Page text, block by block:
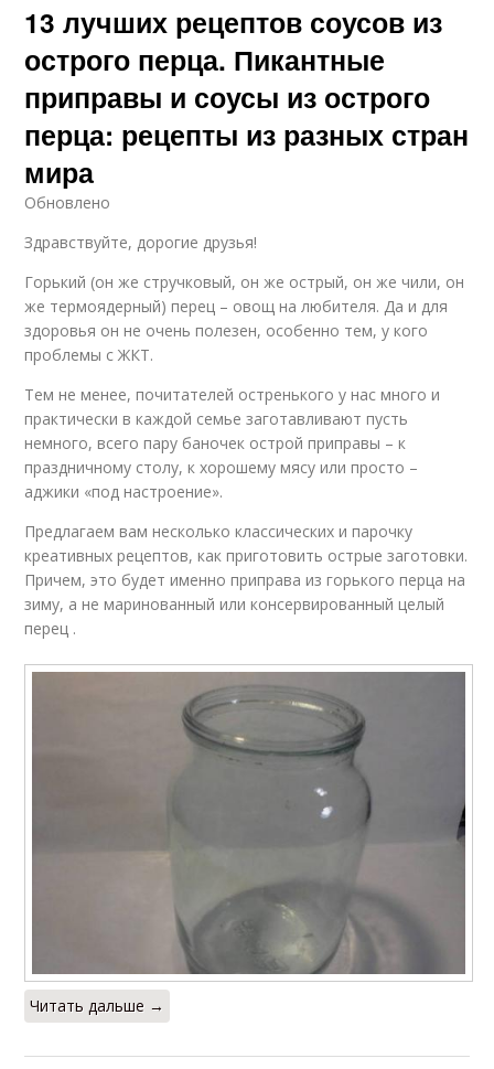
13 лучших рецептов соусов из
острого перца. Пикантные
приправы и соусы из острого
перца: рецепты из разных стран
мира
Обновлено
Здравствуйте, дорогие друзья!
Горький (он же стручковый, он же острый, он же чили, он
же термоядерный) перец – овощ на любителя. Да и для
здоровья он не очень полезен, особенно тем, у кого
проблемы с ЖКТ.
Тем не менее, почитателей остренького у нас много и
практически в каждой семье заготавливают пусть
немного, всего пару баночек острой приправы – к
праздничному столу, к хорошему мясу или просто –
аджики «под настроение».
Предлагаем вам несколько классических и парочку
креативных рецептов, как приготовить острые заготовки.
Причем, это будет именно приправа из горького перца на
зиму, а не маринованный или консервированный целый
перец .
Читать дальше →